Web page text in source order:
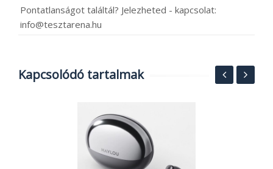
Pontatlanságot találtál? Jelezheted - kapcsolat:
info@tesztarena.hu
Kapcsolódó tartalmak